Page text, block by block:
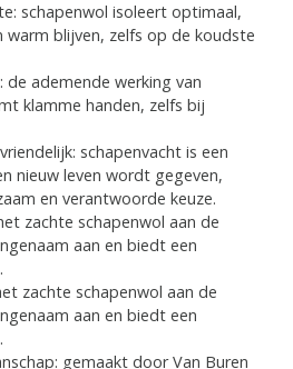
schapenwol isoleert optimaal,
warm blijven, zelfs op de koudste
de ademende werking van
klamme handen, zelfs bij
schapenvacht is een
nieuw leven wordt gegeven,
en verantwoorde keuze.
zachte schapenwol aan de
aan en biedt een
zachte schapenwol aan de
aan en biedt een
gemaakt door Van Buren